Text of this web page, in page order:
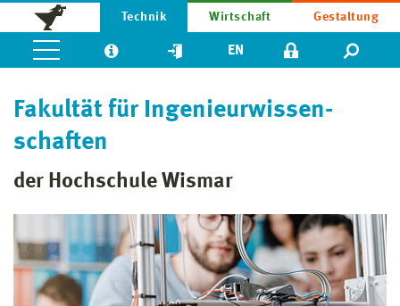
Technik Wirtschaft Gestaltung
EN
Fakultät für Ingenieur­wissen­
schaften
der Hochschule Wismar